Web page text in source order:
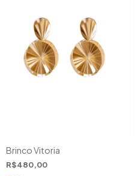
Brinco Vitoria
R$480,00